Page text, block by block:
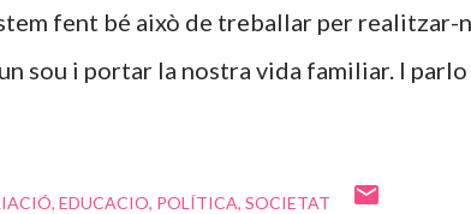
fent bé això de treballar per realitzar-
sou i portar la nostra vida familiar. I
EDUCACIO POLÍTICA SOCIETAT